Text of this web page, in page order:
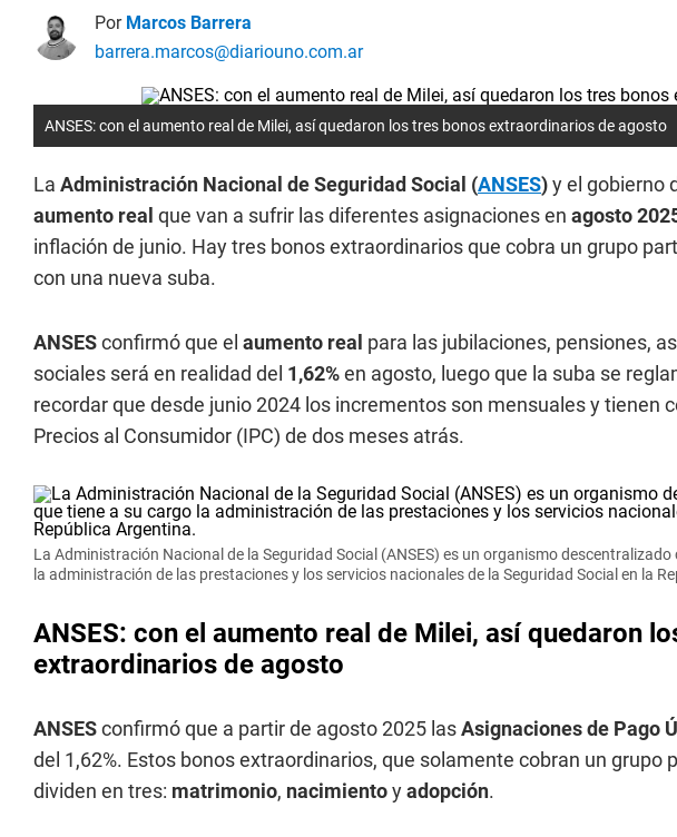
Por Marcos Barrera
barrera.marcos@diariouno.com.ar
ANSES: con el aumento real de Milei, así quedaron los tres bonos extraordinarios de agosto
La Administración Nacional de Seguridad Social (ANSES)y el gobierno
aumento real que van a sufrir las diferentes asignaciones en agosto
inflación de junio. Hay tres bonos extraordinarios que cobra un grupo
con una nueva suba.
ANSESconfirmó que el aumento real para las jubilaciones, pensiones,
sociales será en realidad del 1,62%en agosto, luego que la suba se
recordar que desde junio 2024 los incrementos son mensuales y tienen
Precios al Consumidor (IPC) de dos meses atrás.
La Administración Nacional de la Seguridad Social (ANSES) es un organismo
la administración de las prestaciones y los servicios nacionales de la Seguridad Social en la
ANSES: con el aumento real de Milei, así quedaron
extraordinarios de agosto
ANSESconfirmó que a partir de agosto 2025 lasAsignaciones de Pago
del 1,62%. Estos bonos extraordinarios, que solamente cobran un grupo
dividen en tres: matrimonio, nacimientoyadopción.